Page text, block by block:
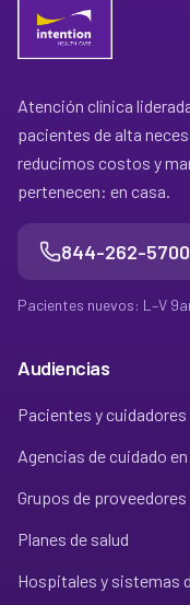
Atención clínica
pacientes de alta
reducimos costos y
pertenecen: en casa.
844-262-5700
Pacientes nuevos: L–V
Audiencias
Pacientes y cuidadores
Agencias de cuidado
Grupos de proveedores
Planes de salud
Hospitales y sistemas